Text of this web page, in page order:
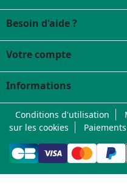
Besoin d'aide ?
Votre compte
Informations
Conditions d'utilisation
sur les cookies